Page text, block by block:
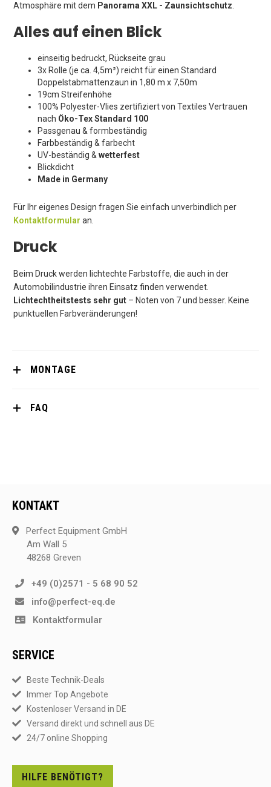
Atmosphäre mit dem Panorama XXL - Zaunsichtschutz
Alles auf einen Blick
einseitig bedruckt, Rückseite grau
3x Rolle (je ca. 4,5m²) reicht für einen Standard
Doppelstabmattenzaun in 1,80 m x 7,50m
19cm Streifenhöhe
100% Polyester-Vlies zertifiziert von Textiles Vertrauen
nach Öko-Tex Standard 100
Passgenau & formbeständig
Farbbeständig & farbecht
UV-beständig & wetterfest
Blickdicht
Made in Germany
Für Ihr eigenes Design fragen Sie einfach unverbindlich per
Kontaktformular an.
Druck
Beim Druck werden lichtechte Farbstoffe, die auch in der
Automobilindustrie ihren Einsatz finden verwendet.
Lichtechtheitstests sehr gut – Noten von 7 und besser. Keine
punktuellen Farbveränderungen!
MONTAGE
FAQ
KONTAKT
Perfect Equipment GmbH
Am Wall 5
48268 Greven
+49 (0)2571 - 5 68 90 52
info@perfect-eq.de
Kontaktformular
SERVICE
Beste Technik-Deals
Immer Top Angebote
Kostenloser Versand in DE
Versand direkt und schnell aus DE
24/7 online Shopping
HILFE BENÖTIGT?